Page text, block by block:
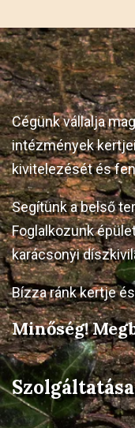
Cégünk vállalja
intézmények
kivitelezését és
Segítünk a belső
Foglalkozunk
karácsonyi
Bízza ránk kertje
Minőség!